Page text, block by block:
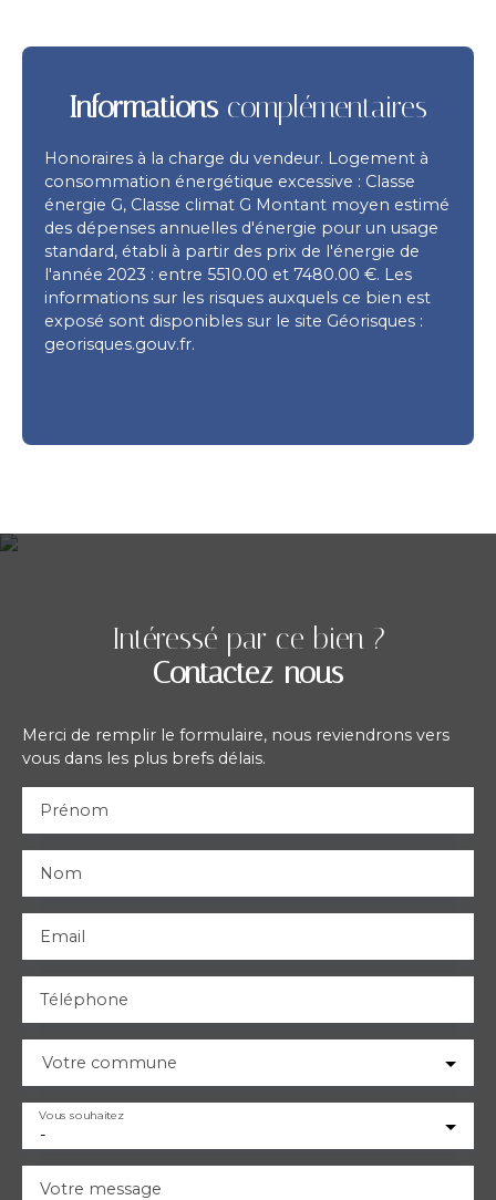
Informations complémentaires
Honoraires à la charge du vendeur. Logement à
consommation énergétique excessive : Classe
énergie G, Classe climat G Montant moyen estimé
des dépenses annuelles d'énergie pour un usage
standard, établi à partir des prix de l'énergie de
l'année 2023 : entre 5510.00 et 7480.00 €. Les
informations sur les risques auxquels ce bien est
exposé sont disponibles sur le site Géorisques :
georisques.gouv.fr.
Intéressé par ce bien ?
Contactez-nous
Merci de remplir le formulaire, nous reviendrons vers
vous dans les plus brefs délais.
Prénom
Nom
Email
Téléphone
Votre commune
-
Vous souhaitez
Votre message